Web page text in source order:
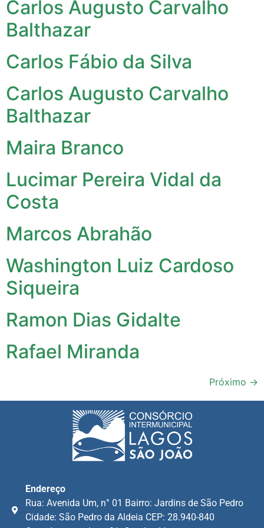
Carlos Augusto Carvalho
Balthazar
Carlos Fábio da Silva
Carlos Augusto Carvalho
Balthazar
Maira Branco
Lucimar Pereira Vidal da
Costa
Marcos Abrahão
Washington Luiz Cardoso
Siqueira
Ramon Dias Gidalte
Rafael Miranda
Próximo →
Endereço
Rua: Avenida Um, n° 01 Bairro: Jardins de São Pedro
Cidade: São Pedro da Aldeia CEP: 28.940-840